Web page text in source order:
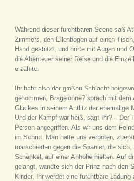
Während dieser furchtbaren Scene saß
Zimmers, den Ellenbogen auf einen
Hand gestützt, und hörte mit Augen und
die Abenteuer seiner Reise und die
erzählte.
Ihr habt also der großen Schlacht
genommen, Bragelonne? sprach mit dem
Glückes in seinem Antlitz der ehemalige
Und der Kampf war heiß, sagt Ihr? – Der
Person angegriffen. Als wir uns dem
im Schritt. Man hatte uns verboten,
marschierten gegen die Spanier, die
Schenkel, auf einer Anhöhe hielten. Auf
gelangt, wandte sich der Prinz nach den
Kinder, Ihr werdet eine furchtbare Ladung